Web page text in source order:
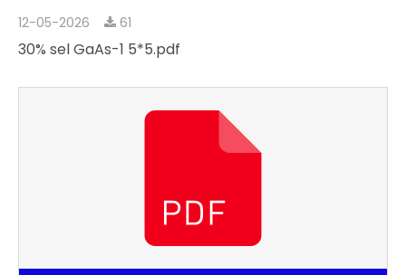
12-05-2026 61
30% sel GaAs-1 5*5.pdf